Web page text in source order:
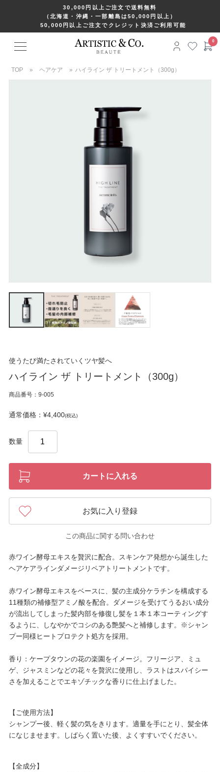
30,000円以上ご注文で送料無料
（北海道・沖縄・一部離島は50,000円以上）
50,000円以上ご注文でクレジット決済ご利用可能
TOP » ヘアケア » ハイライン ザ トリートメント（300g）
使うたび満たされていくツヤ髪へ
ハイライン ザ トリートメント（300g）
商品番号：9-005
通常価格：¥4,400(税込)
数量
カートに入れる
お気に入り登録
この商品に関する問い合わせ
赤ワイン酵母エキスを贅沢に配合。スキンケア発想から誕生した
ヘアケアラインダメージリペアトリートメントです。
赤ワイン酵母エキスをベースに、髪の主成分ケラチンを構成する
11種類の補修型アミノ酸を配合。ダメージを受けてうるおい成分
が流出してしまった髪内部を修復し髪を１本１本コーティングす
るように、しなやかでコシのある艶髪へと補修します。※シャン
プー同様ヒートプロテクト処方を採用。
香り：ケープタウンの花の楽園をイメージ。フリージア、ミュ
ゲ、ジャスミンなどの花々を贅沢に使用し、ラストはスパイシー
さを加えることでエキゾチックな香りに仕上げました。
【ご使用方法】
シャンプー後、軽く髪の気をきります。適量を手にとり、髪全体
になじませます。しばらく置いた後、よくすすいでください。
【全成分】